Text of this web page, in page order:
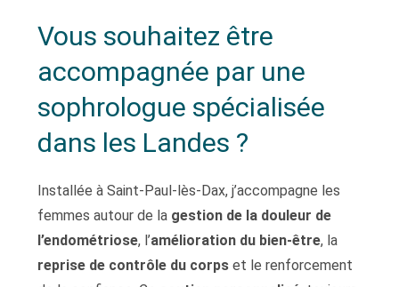
Vous souhaitez être
accompagnée par une
sophrologue spécialisée
dans les Landes ?
Installée à Saint-Paul-lès-Dax, j’accompagne les
femmes autour de la gestion de la douleur de
l’endométriose, l’amélioration du bien-être, la
reprise de contrôle du corps et le renforcement